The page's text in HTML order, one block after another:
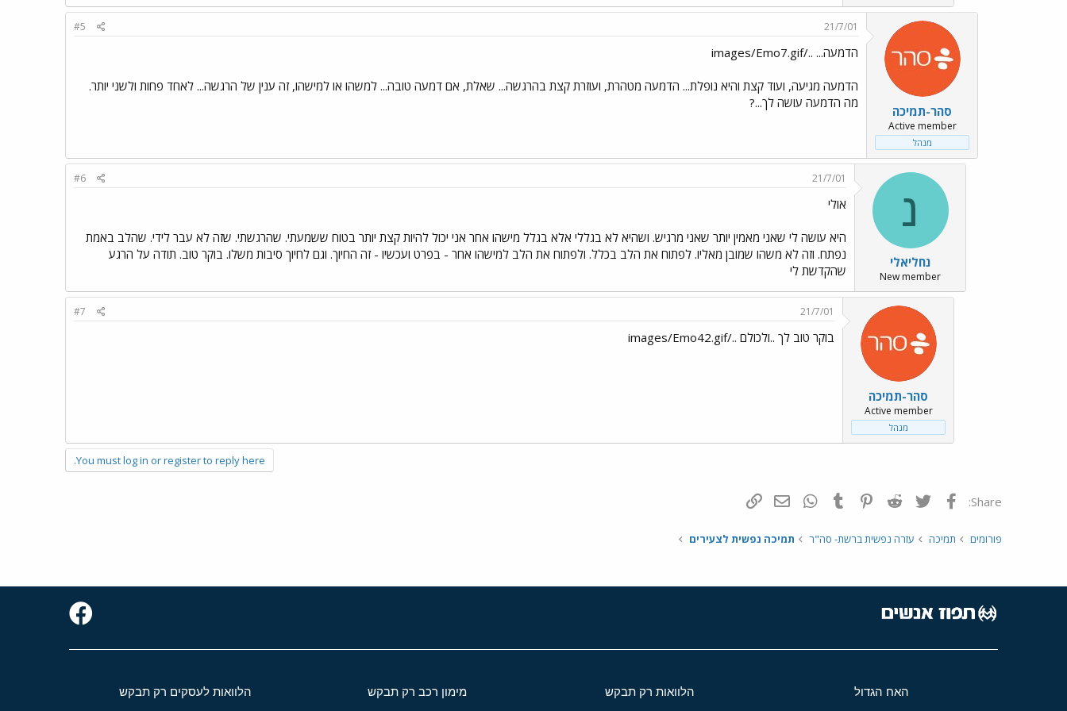
סהר-תמיכה
Active member
מנהל
21/7/01
#5
הדמעה... ../images/Emo7.gif
הדמעה מגיעה, ועוד קצת והיא נופלת... הדמעה מטהרת, ועוזרת קצת בהרגשה... שאלת, אם דמעה טובה... למשהו או למישהו, זה ענין של הרגשה... לאחד פחות ולשני יותר.
מה הדמעה עושה לך...?
נ
נחליאלי
New member
21/7/01
#6
אולי
היא עושה לי שאני מאמין יותר שאני מרגיש. ושהיא לא בגללי אלא בגלל מישהו אחר אני יכול להיות קצת יותר בטוח ששמעתי. שהרגשתי. שזה לא עבר לידי. שהלב באמת
נפתח. וזה לא משהו שמובן מאליו. לפתוח את הלב בכלל. ולפתוח את הלב למישהו אחר - בפרט ועכשיו - זה החיוך. וגם לחיוך סיבות משלו. בוקר טוב. תודה על הרגע
שהקדשת לי
סהר-תמיכה
Active member
מנהל
21/7/01
#7
בוקר טוב לך ..ולכולם ../images/Emo42.gif
You must log in or register to reply here.
Share: פייסבוק Twitter
Reddit
Pinterest
Tumblr
WhatsAppדואר אלקטרוני
פורומים תמיכה עזרה נפשית ברשת- סה"ר תמיכה נפשית לצעירים
האח הגדול הלוואות רק תבקש מימון רכב רק תבקש הלוואות לעסקים רק תבקש